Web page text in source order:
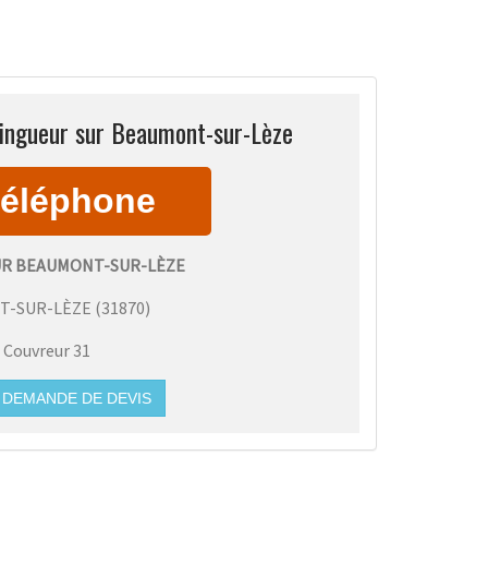
sur Beaumont-sur-Lèze
BEAUMONT-SUR-LÈZE
SUR-LÈZE (31870)
Couvreur 31
DE DEVIS